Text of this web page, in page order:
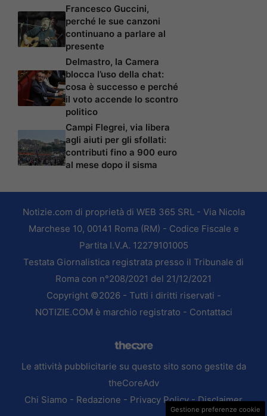
Francesco Guccini,
perché le sue canzoni
continuano a parlare al
presente
Delmastro, la Camera
blocca l’uso della chat:
cosa è successo e perché
il voto accende lo scontro
politico
Campi Flegrei, via libera
agli aiuti per gli sfollati:
contributi fino a 900 euro
al mese dopo il sisma
Notizie.com di proprietà di WEB 365 SRL - Via Nicola
Marchese 10, 00141 Roma (RM) - Codice Fiscale e
Partita I.V.A. 12279101005
Testata Giornalistica registrata presso il Tribunale di
Roma con n°208/2021 del 21/12/2021
Copyright ©2026 - Tutti i diritti riservati -
NOTIZIE.COM è marchio registrato - Contattaci
Le attività pubblicitarie su questo sito sono gestite da
theCoreAdv
Chi Siamo - Redazione - Privacy Policy-Disclaimer
Gestione preferenze cookie